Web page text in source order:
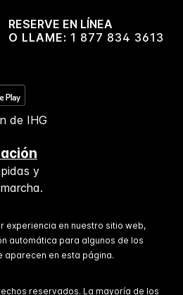
RESERVE EN LÍNEA
O LLAME: 1 877 834 3613
de IHG
y
experiencia en nuestro sitio web,
automática para algunos de los
aparecen en esta página.
reservados. La mayoría de los